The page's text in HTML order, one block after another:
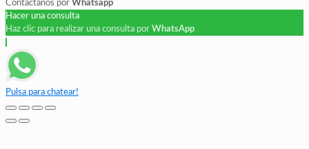
Contactanos por Whatsapp
Hacer una consulta
Haz clic para realizar una consulta por WhatsApp
Pulsa para chatear!